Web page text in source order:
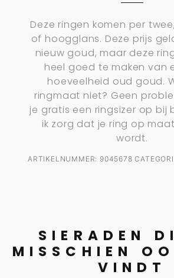
Deze ringen komen per
of hoogglans. Deze prijs
nieuw goud, maar deze
heel goed te maken van
hoeveelheid oud goud.
ringmaat niet? Geen
je gratis een ringsizer op bij
ik zorg dat je ring op
wordt.
ARTIKELNUMMER: 9045678
SIERADEN
MISSCHIEN
VINDT